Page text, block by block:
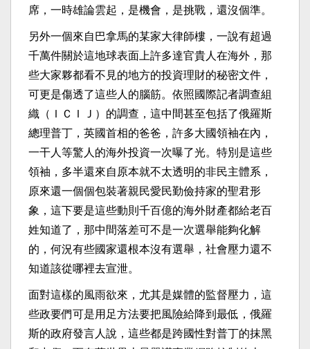
席，一時雄論雲起，是機會，是挑戰，還沒個準。
另外一個來自巴拿馬的某家大律師樓，一說有超過
千萬件關於這地球表面上許多達官貴人在海外，那
些大家夥都看不見的地方的投資理財的秘密文件，
可更是傷透了這些人的腦筋。依照國際記者調查組
織（ＩＣＩＪ）的調查，這中間甚至包括了俄羅斯
總理普丁，英國首相的爸爸，許多大國領袖在內，
一干人等驚人的海外投資一次曝了光。特別是這些
領袖，多半還來自原本就不太透明的非民主體系，
原來還一個個包裝著親民愛民勤儉持家的聖君形
象，這下要是這些動則千百億的海外財產都給老百
姓知道了，那中間落差可不是一次選舉能夠化解
的，何況有些國家還根本沒有選舉，社會壓力還不
知道該從哪裡去宣泄。
面對這樣的風雨欲來，尤其是媒體的監督壓力，這
些政要們可是用足方法要把風險給降到最低，俄羅
斯的政府發言人說，這些都是跨國性對普丁的抹黑